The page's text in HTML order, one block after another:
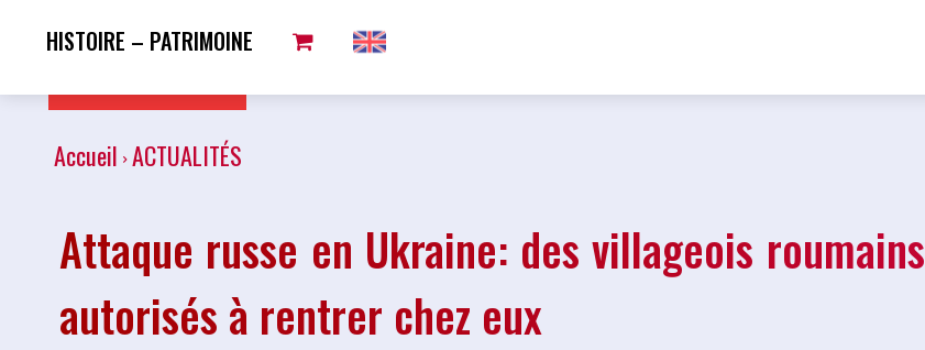
HISTOIRE – PATRIMOINE
Accueil ACTUALITÉS
Attaque russe en Ukraine: des villageois roumains
autorisés à rentrer chez eux